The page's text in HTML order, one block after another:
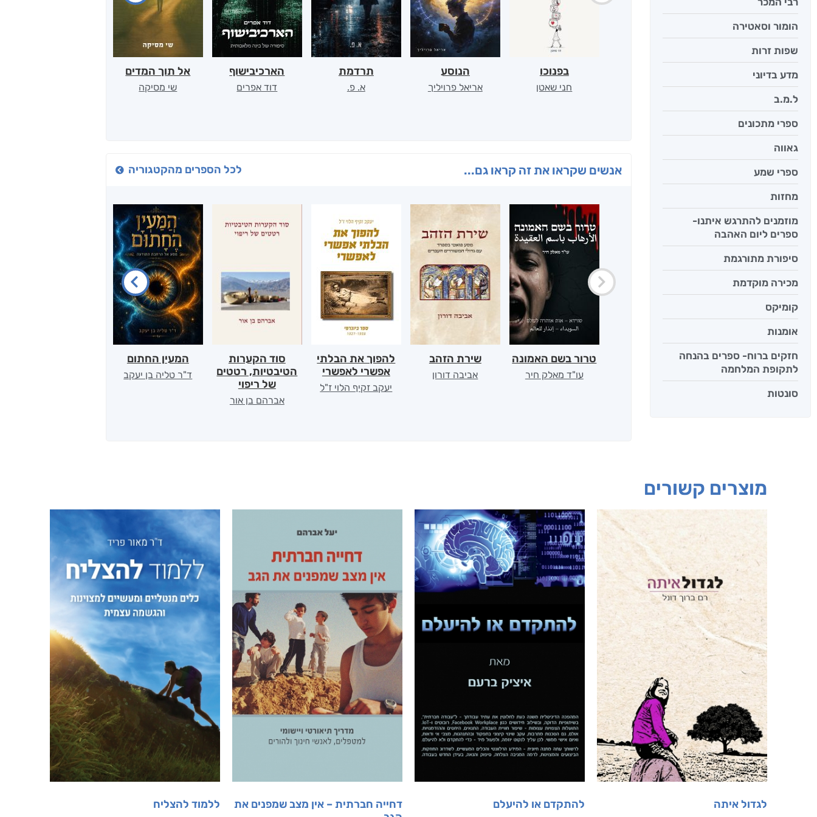
הומור וסאטירה
שפות זרות
מדע בדיוני
ל.מ.ב
ספרי מתכונים
גאווה
ספרי שמע
מחזות
מוזמנים להתרגש איתנו-
ספרים ליום האהבה
סיפורת מתורגמת
מכירה מוקדמת
קומיקס
אומנות
חזקים ברוח- ספרים בהנחה
לתקופת המלחמה
סונטות
בפנוכו
חני שאטן
הנוסע
אריאל פרויליך
תרדמת
א. פ.
הארכיבישוף
דוד אפרים
אל תוך המדים
שי מסיקה
אנשים שקראו את זה קראו גם... לכל הספרים מהקטגוריה
טרור בשם האמונה
עו"ד מאלק חיר
שירת הזהב
אביבה דורון
להפוך את הבלתי
אפשרי לאפשרי
יעקב זקיף הלוי ז"ל
סוד הקערות
הטיבטיות, רטטים
של ריפוי
אברהם בן אור
המעין החתום
ד"ר טליה בן יעקב
מוצרים קשורים
לגדול איתה להתקדם או להיעלם
דחייה חברתית – אין מצב שמפנים את
ללמוד להצליח